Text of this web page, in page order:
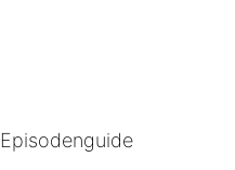
Episodenguide